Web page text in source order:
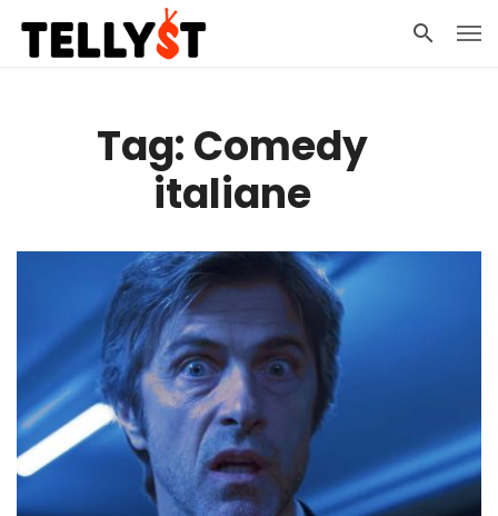
Tag: Comedy
italiane